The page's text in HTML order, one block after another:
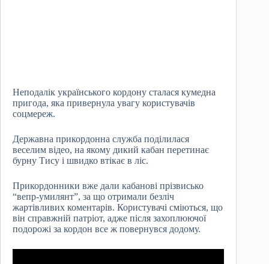
Неподалік українського кордону сталася кумедна
пригода, яка привернула увагу користувачів
соцмереж.
Державна прикордонна служба поділилася
веселим відео, на якому дикий кабан перетинає
бурну Тису і швидко втікає в ліс.
Прикордонники вже дали кабанові прізвисько
“вепр-умилянт”, за що отримали безліч
жартівливих коментарів. Користувачі сміються, що
він справжній патріот, адже після захоплюючої
подорожі за кордон все ж повернувся додому.